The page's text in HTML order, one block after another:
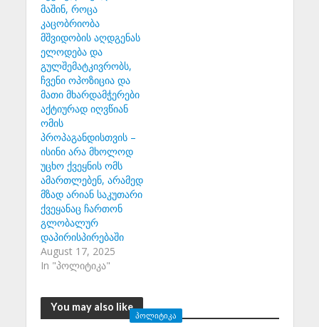
მაშინ, როცა
კაცობრიობა
მშვიდობის აღდგენას
ელოდება და
გულშემატკივრობს,
ჩვენი ოპოზიცია და
მათი მხარდამჭერები
აქტიურად იღვწიან
ომის
პროპაგანდისთვის –
ისინი არა მხოლოდ
უცხო ქვეყნის ომს
ამართლებენ, არამედ
მზად არიან საკუთარი
ქვეყანაც ჩართონ
გლობალურ
დაპირისპირებაში
August 17, 2025
In "პოლიტიკა"
You may also like
ᲞᲝᲚᲘᲢᲘᲙᲐ